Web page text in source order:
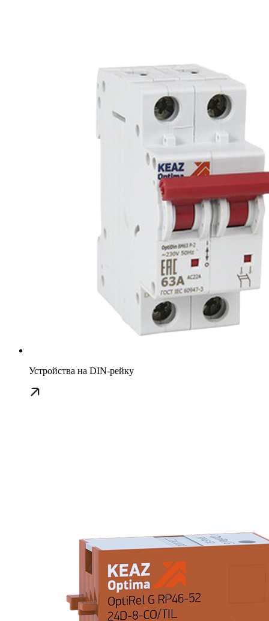
Устройства на DIN-рейку